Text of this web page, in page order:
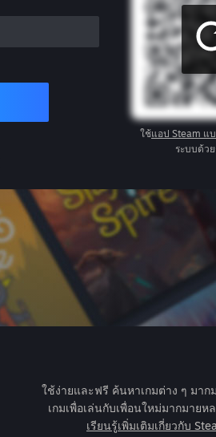
ใช้แอป Steam แ
ระบบด้ว
ใช้ง่ายและฟรี ค้นหาเกมต่าง ๆ มาก
เกมเพื่อเล่นกับเพื่อนใหม่มากมาย
เรียนรู้เพิ่มเติมเกี่ยวกับ